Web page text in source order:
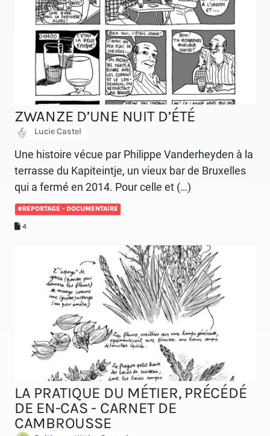
ZWANZE D’UNE NUIT D’ÉTÉ
Lucie Castel
Une histoire vécue par Philippe Vanderheyden à la
terrasse du Kapiteintje, un vieux bar de Bruxelles
qui a fermé en 2014. Pour celle et (…)
#REPORTAGE - DOCUMENTAIRE
4
LA PRATIQUE DU MÉTIER, PRÉCÉDÉ
DE EN-CAS - CARNET DE
CAMBROUSSE